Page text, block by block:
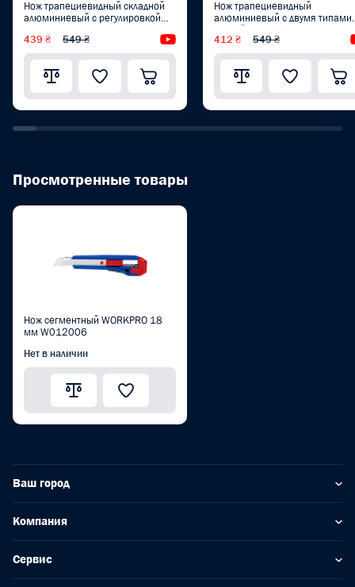
Нож трапециевидный складной
алюминиевый с регулировкой
WP211013
439 ₴ 549 ₴ Видеообзор
Нож трапециевидный
алюминиевый с двумя типами
WP213016
412 ₴ 549 ₴
Просмотренные товары
Нож сегментный WORKPRO 18
мм W012006
Нет в наличии
Ваш город
Компания
Сервис